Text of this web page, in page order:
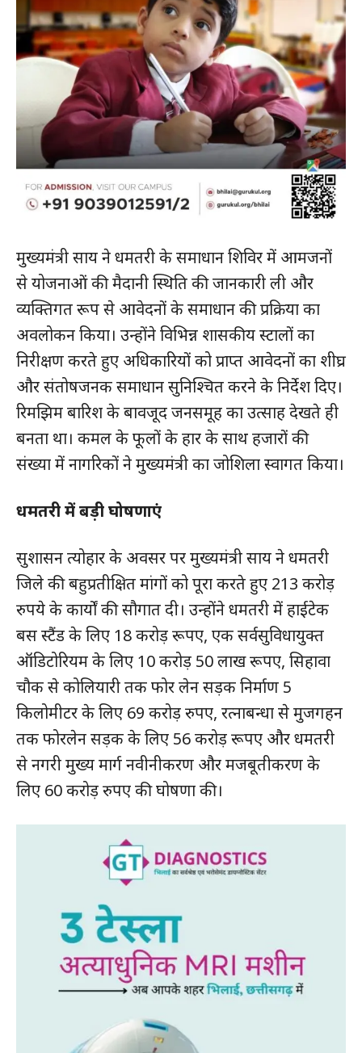
मुख्यमंत्री साय ने धमतरी के समाधान शिविर में आमजनों
से योजनाओं की मैदानी स्थिति की जानकारी ली और
व्यक्तिगत रूप से आवेदनों के समाधान की प्रक्रिया का
अवलोकन किया। उन्होंने विभिन्न शासकीय स्टालों का
निरीक्षण करते हुए अधिकारियों को प्राप्त आवेदनों का शीघ्र
और संतोषजनक समाधान सुनिश्चित करने के निर्देश दिए।
रिमझिम बारिश के बावजूद जनसमूह का उत्साह देखते ही
बनता था। कमल के फूलों के हार के साथ हजारों की
संख्या में नागरिकों ने मुख्यमंत्री का जोशिला स्वागत किया।
धमतरी में बड़ी घोषणाएं
सुशासन त्योहार के अवसर पर मुख्यमंत्री साय ने धमतरी
जिले की बहुप्रतीक्षित मांगों को पूरा करते हुए 213 करोड़
रुपये के कार्याें की सौगात दी। उन्होंने धमतरी में हाईटेक
बस स्टैंड के लिए 18 करोड़ रूपए, एक सर्वसुविधायुक्त
ऑडिटोरियम के लिए 10 करोड़ 50 लाख रूपए, सिहावा
चौक से कोलियारी तक फोर लेन सड़क निर्माण 5
किलोमीटर के लिए 69 करोड़ रुपए, रत्नाबन्धा से मुजगहन
तक फोरलेन सड़क के लिए 56 करोड़ रूपए और धमतरी
से नगरी मुख्य मार्ग नवीनीकरण और मजबूतीकरण के
लिए 60 करोड़ रुपए की घोषणा की।